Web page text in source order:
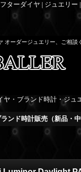
ターダイヤ | ジュエリ
オーダージュエリー、ご相談
ヤ・ブランド時計・ジュ
ランド時計販売（新品・中